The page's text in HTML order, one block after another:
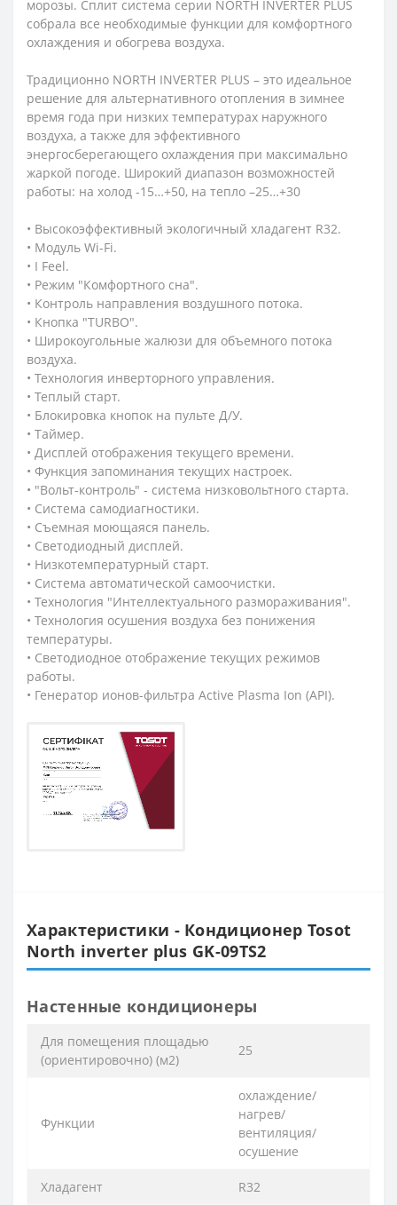
морозы. Сплит система серии NORTH INVERTER PLUS
собрала все необходимые функции для комфортного
охлаждения и обогрева воздуха.
Традиционно NORTH INVERTER PLUS – это идеальное
решение для альтернативного отопления в зимнее
время года при низких температурах наружного
воздуха, а также для эффективного
энергосберегающего охлаждения при максимально
жаркой погоде. Широкий диапазон возможностей
работы: на холод -15…+50, на тепло –25…+30
• Высокоэффективный экологичный хладагент R32.
• Модуль Wi-Fi.
• I Feel.
• Режим "Комфортного сна".
• Контроль направления воздушного потока.
• Кнопка "TURBO".
• Широкоугольные жалюзи для объемного потока
воздуха.
• Технология инверторного управления.
• Теплый старт.
• Блокировка кнопок на пульте Д/У.
• Таймер.
• Дисплей отображения текущего времени.
• Функция запоминания текущих настроек.
• "Вольт-контроль" - система низковольтного старта.
• Система самодиагностики.
• Съемная моющаяся панель.
• Светодиодный дисплей.
• Низкотемпературный старт.
• Система автоматической самоочистки.
• Технология "Интеллектуального размораживания".
• Технология осушения воздуха без понижения
температуры.
• Светодиодное отображение текущих режимов
работы.
• Генератор ионов-фильтра Active Plasma Ion (API).
Характеристики - Кондиционер Tosot
North inverter plus GK-09TS2
Настенные кондиционеры
Для помещения площадью
(ориентировочно) (м2)
25
Функции
охлаждение/
нагрев/
вентиляция/
осушение
Хладагент R32